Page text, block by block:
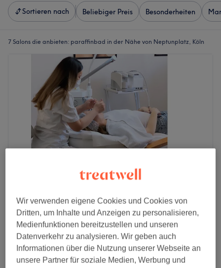
Sortieren nach Beliebiger Preis Besonderheiten
7 Salons die anbieten: paraffinbad in der Nähe von Neptunplatz, Köln
MY SMILE AND MORE - Köln Neumarkt
4,9
1018 Bewertungen
Schildergasse, Köln
Auf Karte anzeigen
Paraffinbad - Füße
45 Min.
54 €
Schnellansicht Saloninfos
Wir verwenden eigene Cookies und Cookies von
Dritten, um Inhalte und Anzeigen zu personalisieren,
Medienfunktionen bereitzustellen und unseren
Datenverkehr zu analysieren. Wir geben auch
Informationen über die Nutzung unserer Webseite an
unsere Partner für soziale Medien, Werbung und